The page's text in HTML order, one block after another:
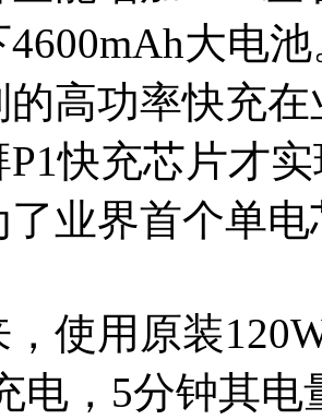
大电
高功率快充
P1快充芯片才
了业界首个单
，使用原装
电，5分钟其电